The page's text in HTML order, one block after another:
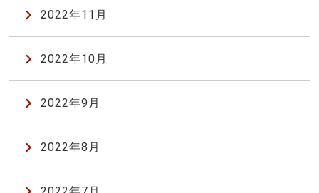
2022年11月
2022年10月
2022年9月
2022年8月